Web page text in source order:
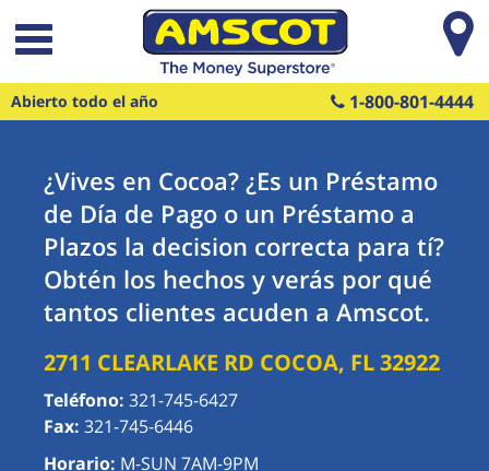
Saltar al contenido principal
Abierto todo el año 1-800-801-4444
¿Vives en Cocoa? ¿Es un Préstamo
de Día de Pago o un Préstamo a
Plazos la decision correcta para tí?
Obtén los hechos y verás por qué
tantos clientes acuden a Amscot.
2711 CLEARLAKE RD COCOA, FL32922
Teléfono: 321-745-6427
Fax: 321-745-6446
Horario: M-SUN 7AM-9PM